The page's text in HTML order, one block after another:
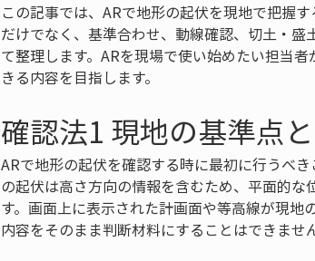
この記事では、ARで地形の起伏を現地で把握
だけでなく、基準合わせ、動線確認、切土・
て整理します。ARを現場で使い始めたい担当
きる内容を目指します。
確認法1 現地の基準点
ARで地形の起伏を確認する時に最初に行うべ
の起伏は高さ方向の情報を含むため、平面的
す。画面上に表示された計画面や等高線が現
内容をそのまま判断材料にすることはできませ